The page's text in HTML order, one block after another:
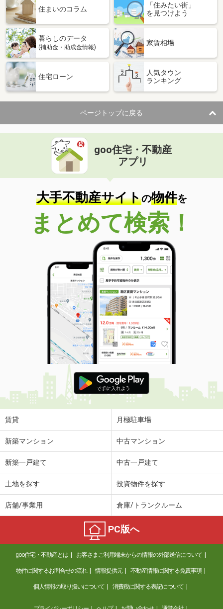
価 格
5.40万円
岩手県盛岡市長田町
専有面積 27.59m²
間取り
岩手県盛岡市本町通３
住 所
岩手県盛岡市本町通３
専有面積 20.81m²
間取り
1K
岩手県盛岡市津志田西２
価 格
住 所
岩手県盛岡市津志田西２
専有面積 46.73m²
間取り
1K
岩手県花巻市豊沢町
価 格
4万円
岩手県花巻市豊沢町
49m²
間取り
3DK
岩手県盛岡市門１丁目
価 格
3.50万円
住 所
岩手県盛岡市門１丁目
専有面積 28.14m²
間取り
1K
岩手県盛岡市高松３
価 格
5.10万円
住 所
岩手県盛岡市高松３
専有面積
岩手県一関市字北ほうりょう
5.60万円
岩手県紫波郡紫波町桜町字才土地
7.60万円
住 所
岩手県紫波郡紫波町桜町字才土地
専有面積 67.89m²
間取り
3LDK
岩手県紫波郡紫波町桜町字才土地
住まいのコラム
「住みたい街」
を見つけよう
暮らしのデータ
(補助金・助成金情報)
家賃相場
住宅ローン
人気タウン
ランキング
ページトップに戻る
goo住宅・不動産
アプリ
大手不動産サイトの物件を
まとめて検索！
賃貸 月極駐車場
新築マンション 中古マンション
新築一戸建て 中古一戸建て
土地を探す 投資物件を探す
店舗/事業用 倉庫/トランクルーム
PC版へ
goo住宅・不動産とは お客さまご利用端末からの情報の外部送信について
物件に関するお問合せの流れ 情報提供元 不動産情報に関する免責事項
個人情報の取り扱いについて 消費税に関する表記について